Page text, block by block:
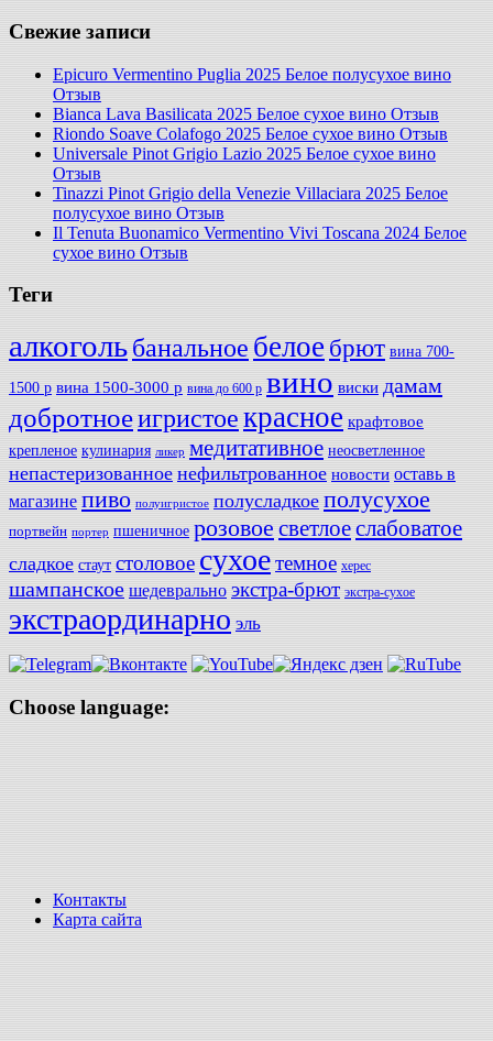
Свежие записи
Epicuro Vermentino Puglia 2025 Белое полусухое вино
Отзыв
Bianca Lava Basilicata 2025 Белое сухое вино Отзыв
Riondo Soave Colafogo 2025 Белое сухое вино Отзыв
Universale Pinot Grigio Lazio 2025 Белое сухое вино
Отзыв
Tinazzi Pinot Grigio della Venezie Villaciara 2025 Белое
полусухое вино Отзыв
Il Tenuta Buonamico Vermentino Vivi Toscana 2024 Белое
сухое вино Отзыв
Теги
алкогольбанальное белое брют вина 700-
1500 р вина 1500-3000 р вина до 600 р вино виски дамам
добротноеигристоекрасное крафтовое
крепленое кулинария ликер медитативное неосветленное
непастеризованное нефильтрованное новости оставь в
магазине пиво полуигристое полусладкое полусухое
портвейн портер пшеничное розовое светлоеслабоватое
сладкое стаут столовое сухоетемное херес
шампанское шедеврально экстра-брют экстра-сухое
экстраординарно эль
Choose language:
Контакты
Карта сайта